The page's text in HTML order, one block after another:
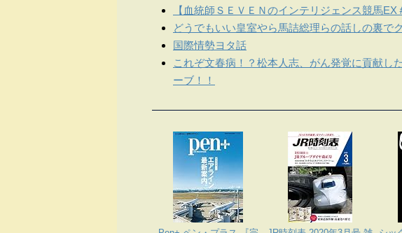
【血統師ＳＥＶＥＮのインテリジェンス競馬EX
どうでもいい皇室やら馬詰総理らの話しの裏で
国際情勢ヨタ話
これぞ文春病！？松本人志、がん発覚に貢献し
ーブ！！